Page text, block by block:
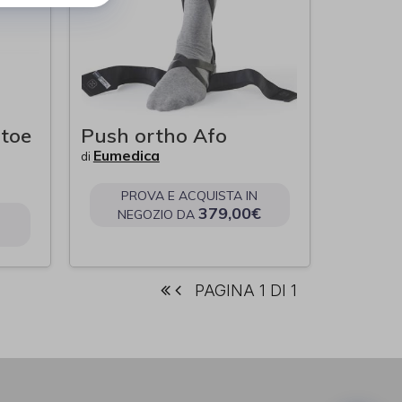
Push ortho Afo
di Eumedica
PROVA E ACQUISTA IN
NEGOZIO DA379,00€
PAGINA 1 DI 1